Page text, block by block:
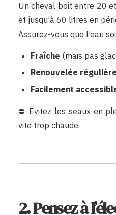
Un cheval boit entre 20
et jusqu’à 60 litres en
Assurez-vous que l’eau
Fraîche (mais pas
Renouvelée
Facilement
⛔ Évitez les seaux en
vite trop chaude.
2. Pensez à